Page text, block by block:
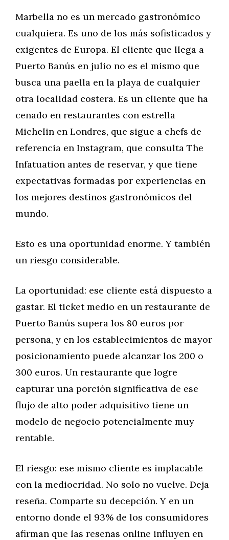
Marbella no es un mercado gastronómico
cualquiera. Es uno de los más sofisticados y
exigentes de Europa. El cliente que llega a
Puerto Banús en julio no es el mismo que
busca una paella en la playa de cualquier
otra localidad costera. Es un cliente que ha
cenado en restaurantes con estrella
Michelin en Londres, que sigue a chefs de
referencia en Instagram, que consulta The
Infatuation antes de reservar, y que tiene
expectativas formadas por experiencias en
los mejores destinos gastronómicos del
mundo.
Esto es una oportunidad enorme. Y también
un riesgo considerable.
La oportunidad: ese cliente está dispuesto a
gastar. El ticket medio en un restaurante de
Puerto Banús supera los 80 euros por
persona, y en los establecimientos de mayor
posicionamiento puede alcanzar los 200 o
300 euros. Un restaurante que logre
capturar una porción significativa de ese
flujo de alto poder adquisitivo tiene un
modelo de negocio potencialmente muy
rentable.
El riesgo: ese mismo cliente es implacable
con la mediocridad. No solo no vuelve. Deja
reseña. Comparte su decepción. Y en un
entorno donde el 93% de los consumidores
afirman que las reseñas online influyen en